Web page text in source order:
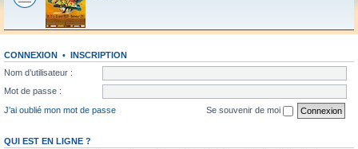
CONNEXION • INSCRIPTION
Nom d’utilisateur :
Mot de passe :
J’ai oublié mon mot de passe
Se souvenir de moi
QUI EST EN LIGNE ?